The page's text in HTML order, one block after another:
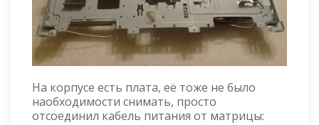
На корпусе есть плата, её тоже не было
наобходимости снимать, просто
отсоединил кабель питания от матрицы: